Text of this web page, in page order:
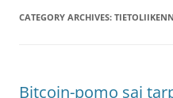
CATEGORY ARCHIVES:
Bitcoin-pomo sai